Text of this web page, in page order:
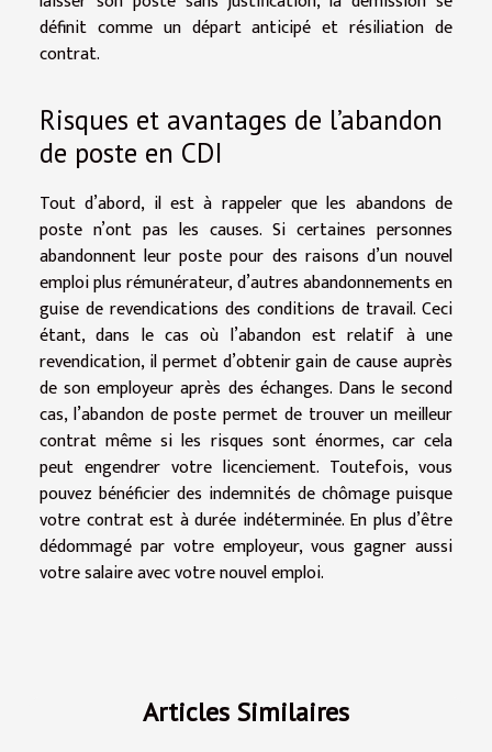
définit comme un départ anticipé et résiliation de
contrat.
Risques et avantages de l’abandon
de poste en CDI
Tout d’abord, il est à rappeler que les abandons de
poste n’ont pas les causes. Si certaines personnes
abandonnent leur poste pour des raisons d’un nouvel
emploi plus rémunérateur, d’autres abandonnements en
guise de revendications des conditions de travail. Ceci
étant, dans le cas où l’abandon est relatif à une
revendication, il permet d’obtenir gain de cause auprès
de son employeur après des échanges. Dans le second
cas, l’abandon de poste permet de trouver un meilleur
contrat même si les risques sont énormes, car cela
peut engendrer votre licenciement. Toutefois, vous
pouvez bénéficier des indemnités de chômage puisque
votre contrat est à durée indéterminée. En plus d’être
dédommagé par votre employeur, vous gagner aussi
votre salaire avec votre nouvel emploi.
Articles Similaires